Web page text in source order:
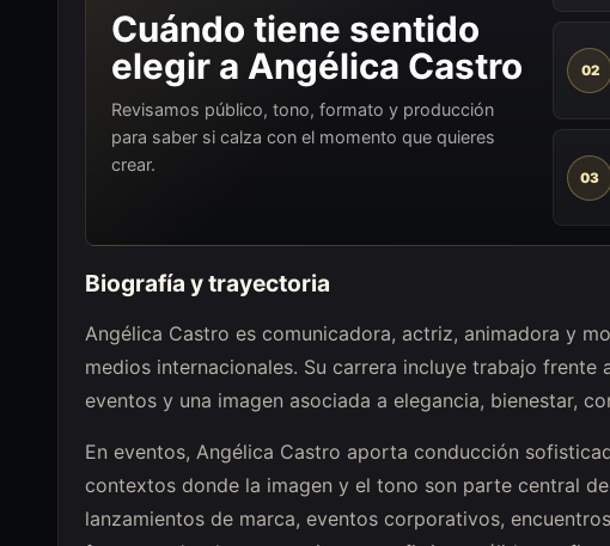
Cuándo tiene sentido
elegir a Angélica Castro
Revisamos público, tono, formato y producción
para saber si calza con el momento que quieres
crear.
02
03
Biografía y trayectoria
Angélica Castro es comunicadora, actriz, animadora y
medios internacionales. Su carrera incluye trabajo frente
eventos y una imagen asociada a elegancia, bienestar,
En eventos, Angélica Castro aporta conducción
contextos donde la imagen y el tono son parte central
lanzamientos de marca, eventos corporativos,